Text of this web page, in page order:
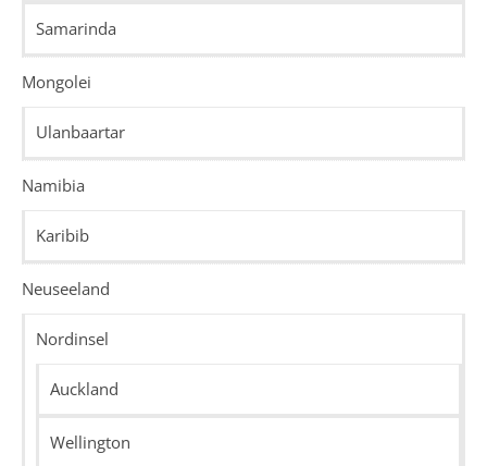
Samarinda
Mongolei
Ulanbaartar
Namibia
Karibib
Neuseeland
Nordinsel
Auckland
Wellington